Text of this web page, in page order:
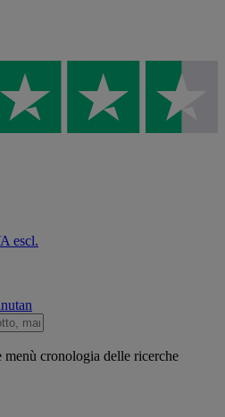
escl.
cronologia delle ricerche